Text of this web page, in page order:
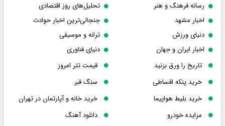
رسانه فرهنگ و هنر
تحلیل‌های روز اقتصادی
اخبار مشهد
جنجالی‌ترین اخبار حوادث
دنیای ورزش
ترانه و موسیقی
اخبار ایران و جهان
دنیای فناوری
تاریخ را ورق بزنید
قیمت تتر امروز
خرید پنکه اقساطی
سنگ قبر
خرید بلیط هواپیما
خرید خانه و آپارتمان در تهران
مزایده خودرو
دانلود آهنگ